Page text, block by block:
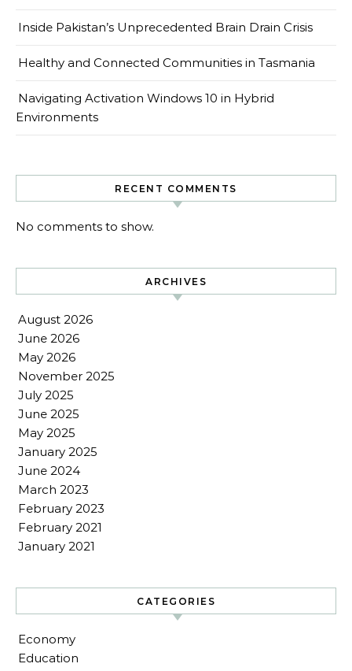
Inside Pakistan’s Unprecedented Brain Drain Crisis
Healthy and Connected Communities in Tasmania
Navigating Activation Windows 10 in Hybrid
Environments
RECENT COMMENTS
No comments to show.
ARCHIVES
August 2026
June 2026
May 2026
November 2025
July 2025
June 2025
May 2025
January 2025
June 2024
March 2023
February 2023
February 2021
January 2021
CATEGORIES
Economy
Education